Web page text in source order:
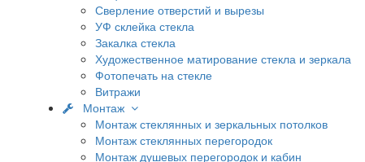
Сверление отверстий и вырезы
УФ склейка стекла
Закалка стекла
Художественное матирование стекла и зеркала
Фотопечать на стекле
Витражи
Монтаж
Монтаж стеклянных и зеркальных потолков
Монтаж стеклянных перегородок
Монтаж душевых перегородок и кабин